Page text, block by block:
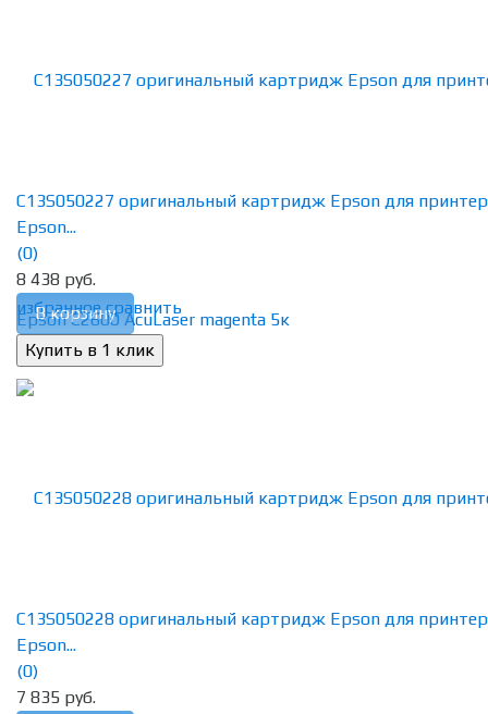
избранное сравнить
C13S050227 оригинальный картридж Epson для
Epson...
(0)
8 438 руб.
В корзину
C13S050228 оригинальный картридж Epson для
Epson...
(0)
7 835 руб.